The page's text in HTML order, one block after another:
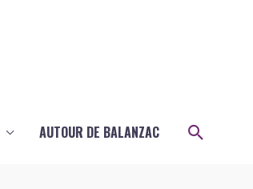
AUTOUR DE BALANZAC